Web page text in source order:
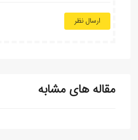
ارسال نظر
مقاله های مشابه